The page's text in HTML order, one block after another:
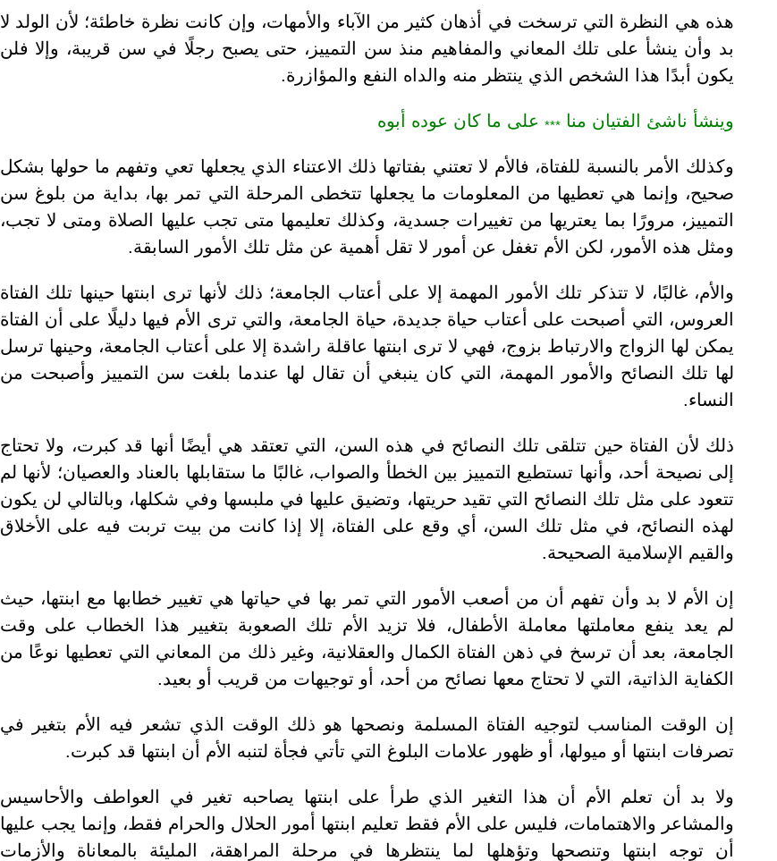
هذه هي النظرة التي ترسخت في أذهان كثير من الآباء والأمهات، وإن كانت نظرة خاطئة؛ لأن الولد لا
بد وأن ينشأ على تلك المعاني والمفاهيم منذ سن التمييز، حتى يصبح رجلًا في سن قريبة، وإلا فلن
يكون أبدًا هذا الشخص الذي ينتظر منه والداه النفع والمؤازرة.
وينشأ ناشئ الفتيان منا *** على ما كان عوده أبوه
وكذلك الأمر بالنسبة للفتاة، فالأم لا تعتني بفتاتها ذلك الاعتناء الذي يجعلها تعي وتفهم ما حولها بشكل
صحيح، وإنما هي تعطيها من المعلومات ما يجعلها تتخطى المرحلة التي تمر بها، بداية من بلوغ سن
التمييز، مرورًا بما يعتريها من تغييرات جسدية، وكذلك تعليمها متى تجب عليها الصلاة ومتى لا تجب،
ومثل هذه الأمور، لكن الأم تغفل عن أمور لا تقل أهمية عن مثل تلك الأمور السابقة.
والأم، غالبًا، لا تتذكر تلك الأمور المهمة إلا على أعتاب الجامعة؛ ذلك لأنها ترى ابنتها حينها تلك الفتاة
العروس، التي أصبحت على أعتاب حياة جديدة، حياة الجامعة، والتي ترى الأم فيها دليلًا على أن الفتاة
يمكن لها الزواج والارتباط بزوج، فهي لا ترى ابنتها عاقلة راشدة إلا على أعتاب الجامعة، وحينها ترسل
لها تلك النصائح والأمور المهمة، التي كان ينبغي أن تقال لها عندما بلغت سن التمييز وأصبحت من
النساء.
ذلك لأن الفتاة حين تتلقى تلك النصائح في هذه السن، التي تعتقد هي أيضًا أنها قد كبرت، ولا تحتاج
إلى نصيحة أحد، وأنها تستطيع التمييز بين الخطأ والصواب، غالبًا ما ستقابلها بالعناد والعصيان؛ لأنها لم
تتعود على مثل تلك النصائح التي تقيد حريتها، وتضيق عليها في ملبسها وفي شكلها، وبالتالي لن يكون
لهذه النصائح، في مثل تلك السن، أي وقع على الفتاة، إلا إذا كانت من بيت تربت فيه على الأخلاق
والقيم الإسلامية الصحيحة.
إن الأم لا بد وأن تفهم أن من أصعب الأمور التي تمر بها في حياتها هي تغيير خطابها مع ابنتها، حيث
لم يعد ينفع معاملتها معاملة الأطفال، فلا تزيد الأم تلك الصعوبة بتغيير هذا الخطاب على وقت
الجامعة، بعد أن ترسخ في ذهن الفتاة الكمال والعقلانية، وغير ذلك من المعاني التي تعطيها نوعًا من
الكفاية الذاتية، التي لا تحتاج معها نصائح من أحد، أو توجيهات من قريب أو بعيد.
إن الوقت المناسب لتوجيه الفتاة المسلمة ونصحها هو ذلك الوقت الذي تشعر فيه الأم بتغير في
تصرفات ابنتها أو ميولها، أو ظهور علامات البلوغ التي تأتي فجأة لتنبه الأم أن ابنتها قد كبرت.
ولا بد أن تعلم الأم أن هذا التغير الذي طرأ على ابنتها يصاحبه تغير في العواطف والأحاسيس
والمشاعر والاهتمامات، فليس على الأم فقط تعليم ابنتها أمور الحلال والحرام فقط، وإنما يجب عليها
أن توجه ابنتها وتنصحها وتؤهلها لما ينتظرها في مرحلة المراهقة، المليئة بالمعاناة والأزمات